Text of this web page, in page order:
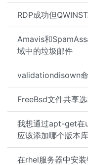
RDP成功但
Amavis和
域中的垃圾邮件
validationdisown
FreeBsd文件共享
我想通过apt-get在
应该添加哪个版本
在rhel服务器中安